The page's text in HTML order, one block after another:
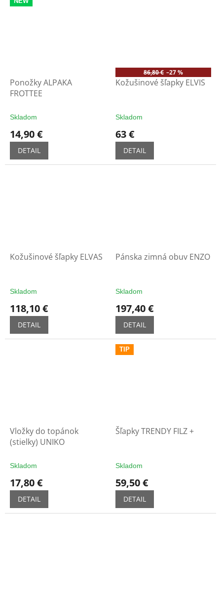
Ponožky ALPAKA
FROTTEE
Skladom
14,90 €
DETAIL
86,80 € –27 %
Kožušinové šľapky ELVIS
Skladom
63 €
DETAIL
Kožušinové šľapky ELVAS
Skladom
118,10 €
DETAIL
Pánska zimná obuv ENZO
Skladom
197,40 €
DETAIL
Vložky do topánok
(stielky) UNIKO
Skladom
17,80 €
DETAIL
TIP
Šľapky TRENDY FILZ +
Skladom
59,50 €
DETAIL